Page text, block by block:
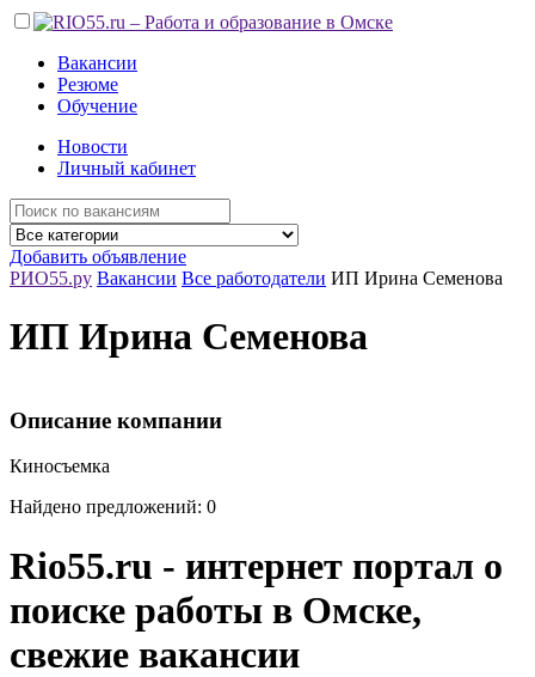
Вакансии
Резюме
Обучение
Новости
Личный кабинет
Добавить объявление
РИО55.ру Вакансии Все работодатели ИП Ирина Семенова
ИП Ирина Семенова
Описание компании
Киносъемка
Найдено предложений: 0
Rio55.ru - интернет портал о
поиске работы в Омске,
свежие вакансии